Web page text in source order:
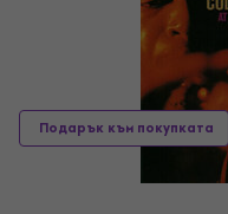
Подарък към покупката